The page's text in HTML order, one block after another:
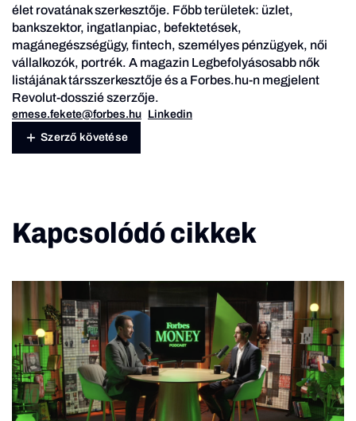
élet rovatának szerkesztője. Főbb területek: üzlet,
bankszektor, ingatlanpiac, befektetések,
magánegészségügy, fintech, személyes pénzügyek, női
vállalkozók, portrék. A magazin Legbefolyásosabb nők
listájának társszerkesztője és a Forbes.hu-n megjelent
Revolut-dosszié szerzője.
emese.fekete@forbes.hu Linkedin
Szerző követése
Kapcsolódó cikkek